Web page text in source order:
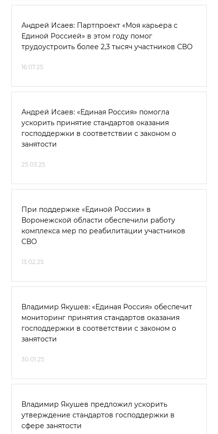
Андрей Исаев: Партпроект «Моя карьера с
Единой Россией» в этом году помог
трудоустроить более 2,3 тысяч участников СВО
16.07.25
Андрей Исаев: «Единая Россия» помогла
ускорить принятие стандартов оказания
господдержки в соответствии с законом о
занятости
25.03.25
При поддержке «Единой России» в
Воронежской области обеспечили работу
комплекса мер по реабилитации участников
СВО
13.02.25
Владимир Якушев: «Единая Россия» обеспечит
мониторинг принятия стандартов оказания
господдержки в соответствии с законом о
занятости
30.01.25
Владимир Якушев предложил ускорить
утверждение стандартов господдержки в
сфере занятости